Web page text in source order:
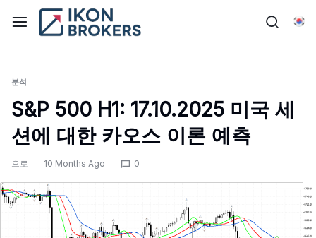
한
분석
S&P 500 H1: 17.10.2025 미국 세
션에 대한 카오스 이론 예측
으로 10 Months Ago 0